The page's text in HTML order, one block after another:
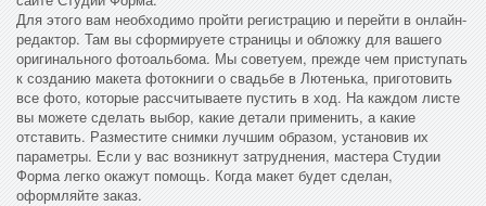
Для этого вам необходимо пройти регистрацию и перейти в онлайн-
редактор. Там вы сформируете страницы и обложку для вашего
оригинального фотоальбома. Мы советуем, прежде чем приступать
к созданию макета фотокниги о свадьбе в Лютенька, приготовить
все фото, которые рассчитываете пустить в ход. На каждом листе
вы можете сделать выбор, какие детали применить, а какие
отставить. Разместите снимки лучшим образом, установив их
параметры. Если у вас возникнут затруднения, мастера Студии
Форма легко окажут помощь. Когда макет будет сделан,
оформляйте заказ.